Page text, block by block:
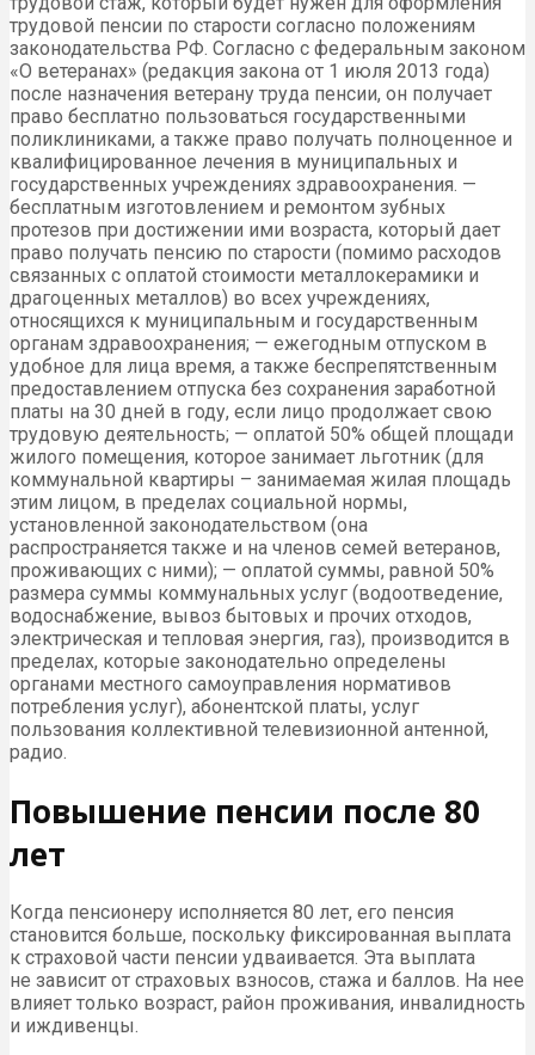
трудовой пенсии по старости согласно положениям
законодательства РФ. Согласно с федеральным законом
«О ветеранах» (редакция закона от 1 июля 2013 года)
после назначения ветерану труда пенсии, он получает
право бесплатно пользоваться государственными
поликлиниками, а также право получать полноценное и
квалифицированное лечения в муниципальных и
государственных учреждениях здравоохранения. —
бесплатным изготовлением и ремонтом зубных
протезов при достижении ими возраста, который дает
право получать пенсию по старости (помимо расходов
связанных с оплатой стоимости металлокерамики и
драгоценных металлов) во всех учреждениях,
относящихся к муниципальным и государственным
органам здравоохранения; — ежегодным отпуском в
удобное для лица время, а также беспрепятственным
предоставлением отпуска без сохранения заработной
платы на 30 дней в году, если лицо продолжает свою
трудовую деятельность; — оплатой 50% общей площади
жилого помещения, которое занимает льготник (для
коммунальной квартиры – занимаемая жилая площадь
этим лицом, в пределах социальной нормы,
установленной законодательством (она
распространяется также и на членов семей ветеранов,
проживающих с ними); — оплатой суммы, равной 50%
размера суммы коммунальных услуг (водоотведение,
водоснабжение, вывоз бытовых и прочих отходов,
электрическая и тепловая энергия, газ), производится в
пределах, которые законодательно определены
органами местного самоуправления нормативов
потребления услуг), абонентской платы, услуг
пользования коллективной телевизионной антенной,
радио.
Повышение пенсии после 80
лет
Когда пенсионеру исполняется 80 лет, его пенсия
становится больше, поскольку фиксированная выплата
к страховой части пенсии удваивается. Эта выплата
не зависит от страховых взносов, стажа и баллов. На нее
влияет только возраст, район проживания, инвалидность
и иждивенцы.